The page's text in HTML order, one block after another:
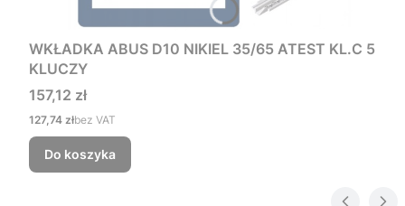
WKŁADKA ABUS D10 NIKIEL 35/65 ATEST KL.C 5
KLUCZY
Cena
157,12 zł
Cena
127,74 złbez VAT
Do koszyka